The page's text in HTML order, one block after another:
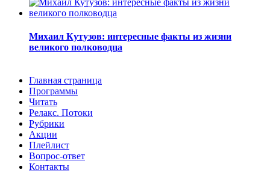
Михаил Кутузов: интересные факты из жизни
великого полководца
Главная страница
Программы
Читать
Релакс. Потоки
Рубрики
Акции
Плейлист
Вопрос-ответ
Контакты